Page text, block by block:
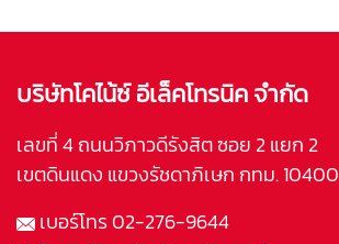
บริษัทโคไน้ซ์ อีเล็คโทรนิค จำกัด
เลขที่ 4 ถนนวิภาวดีรังสิต ซอย 2 แยก 2
เขตดินแดง แขวงรัชดาภิเษก กทม. 10400
เบอร์โทร02-276-9644